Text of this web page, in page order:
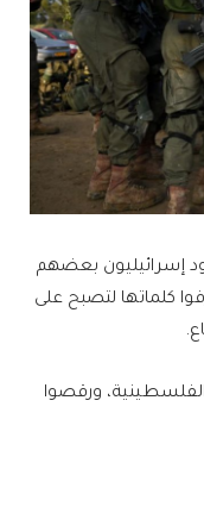
إسرائيليون بعضهم
كلماتها لتصبح على
ورقصوا